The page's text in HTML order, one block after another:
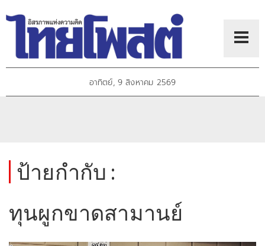
อาทิตย์, 9 สิงหาคม 2569
ป้ายกำกับ :
ทุนผูกขาดสามานย์